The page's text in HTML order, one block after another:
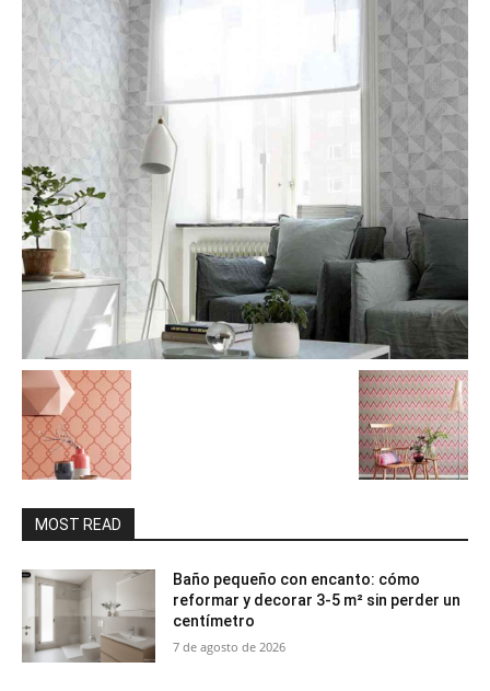
MOST READ
Baño pequeño con encanto: cómo
reformar y decorar 3-5 m² sin perder un
centímetro
7 de agosto de 2026